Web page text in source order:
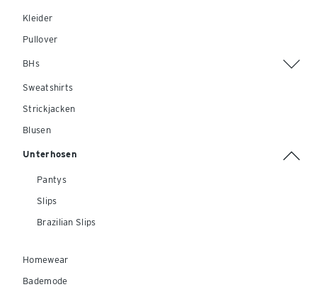
Kleider
Pullover
BHs
Sweatshirts
Strickjacken
Blusen
Unterhosen
Pantys
Slips
Brazilian Slips
Homewear
Bademode